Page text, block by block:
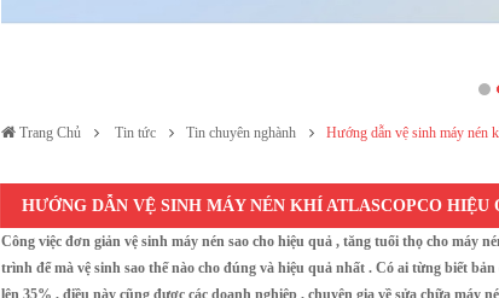
Trang Chủ Tin tức Tin chuyên nghành Hướng dẫn vệ sinh máy nén
HƯỚNG DẪN VỆ SINH MÁY NÉN KHÍ ATLASCOPCO HIỆU
Công việc đơn giản vệ sinh máy nén sao cho hiệu quả , tăng tuổi thọ cho
trình để mà vệ sinh sao thế nào cho đúng và hiệu quả nhất . Có ai từng biết